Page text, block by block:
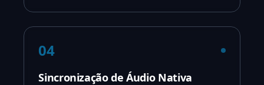
04
Sincronização de Áudio Nativa